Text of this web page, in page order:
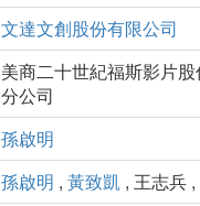
文達文創股份有限公司
美商二十世紀福斯影片
分公司
孫啟明
孫啟明 , 黃致凱 , 王志兵